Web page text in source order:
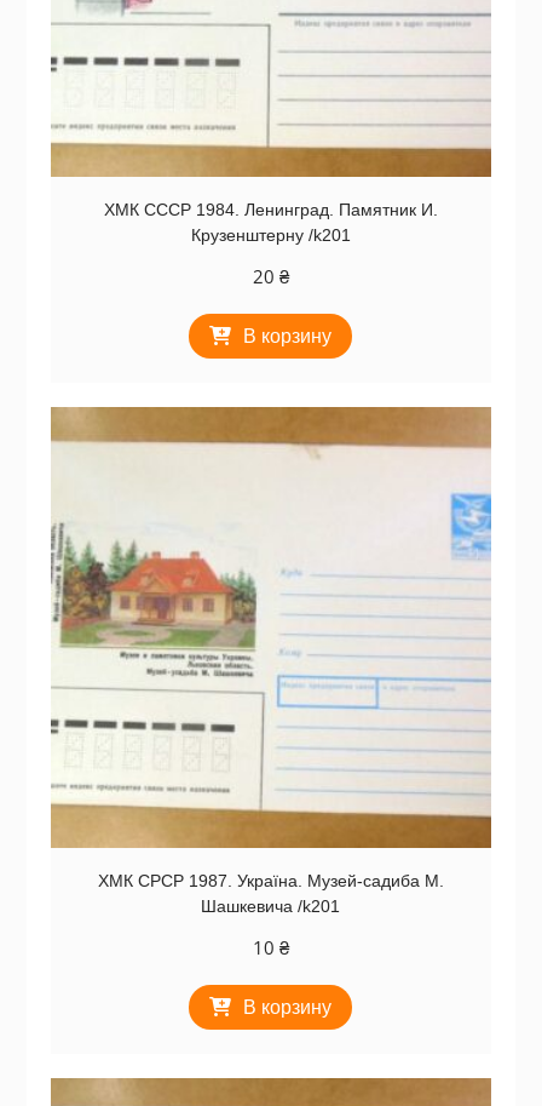
ХМК СССР 1984. Ленинград. Памятник И.
Крузенштерну /k201
20 ₴
В корзину
ХМК СРСР 1987. Україна. Музей-садиба М.
Шашкевича /k201
10 ₴
В корзину